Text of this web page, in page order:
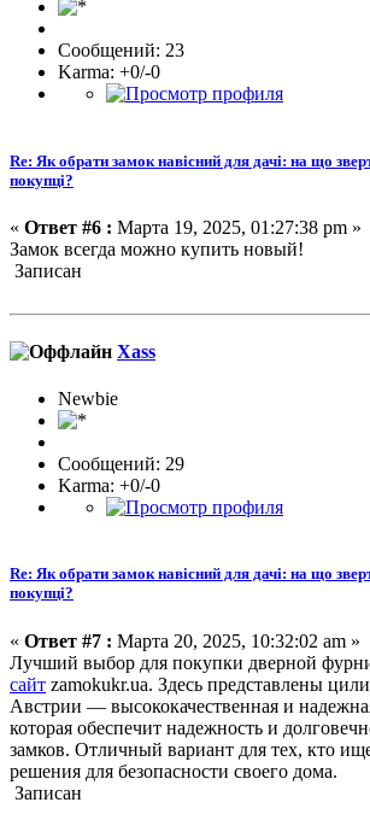
Сообщений: 23
Karma: +0/-0
Re: Як обрати замок навісний для дачі: на що
покупці?
« Ответ #6 : Марта 19, 2025, 01:27:38 pm »
Замок всегда можно купить новый!
Записан
Xass
Newbie
Сообщений: 29
Karma: +0/-0
Re: Як обрати замок навісний для дачі: на що
покупці?
« Ответ #7 : Марта 20, 2025, 10:32:02 am »
Лучший выбор для покупки дверной
сайт zamokukr.ua. Здесь представлены
Австрии — высококачественная и
которая обеспечит надежность и
замков. Отличный вариант для тех, кто
решения для безопасности своего дома.
Записан